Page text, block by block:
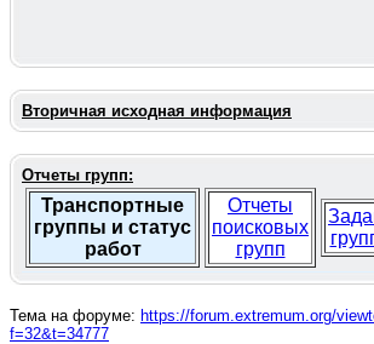
Вторичная исходная информация
Отчеты групп:
Транспортные
группы и статус
работ
Отчеты
поисковых
групп
Тема на форуме: https://forum.extremum.org/
f=32&t=34777